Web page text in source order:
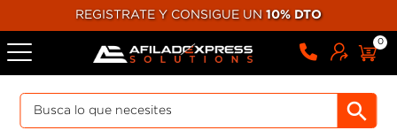
REGISTRATE Y CONSIGUE UN 10% DTO
0